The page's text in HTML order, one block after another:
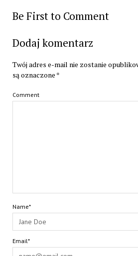
Be First to Comment
Dodaj komentarz
Twój adres e-mail nie zostanie
są oznaczone *
Comment
Name*
Email*